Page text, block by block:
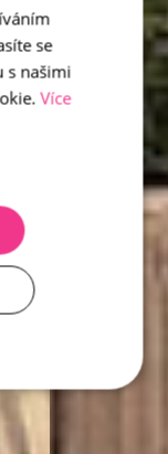
se
s našimi
Více